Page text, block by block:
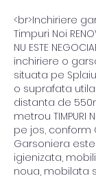
<br>Inchiriere
Timpuri Noi
NU ESTE
inchiriere o
situata pe
o suprafata
distanta de
metrou TIMPURI
pe jos, conform
Garsoniera
igienizata,
noua, mobilata